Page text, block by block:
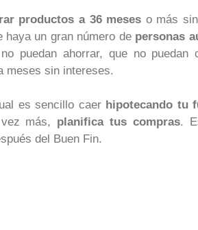
productos a 36 meses o más
haya un gran número de personas
puedan ahorrar, que no
meses sin intereses.
es sencillo caer hipotecando tu
más, planifica tus compras.
del Buen Fin.